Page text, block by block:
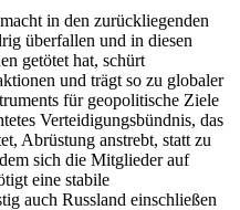
in den zurückliegenden
überfallen und in diesen
getötet hat, schürt
und trägt so zu globaler
für geopolitische Ziele
Verteidigungsbündnis, das
Abrüstung anstrebt, statt zu
sich die Mitglieder auf
eine stabile
auch Russland einschließen